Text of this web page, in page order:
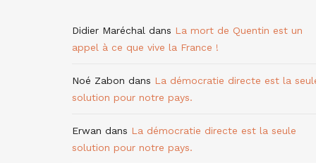
Didier Maréchal dans La mort de Quentin est un
appel à ce que vive la France !
Noé Zabon dans La démocratie directe est la
solution pour notre pays.
Erwan dans La démocratie directe est la seule
solution pour notre pays.